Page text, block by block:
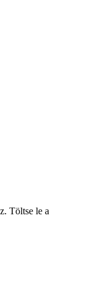
Töltse le a